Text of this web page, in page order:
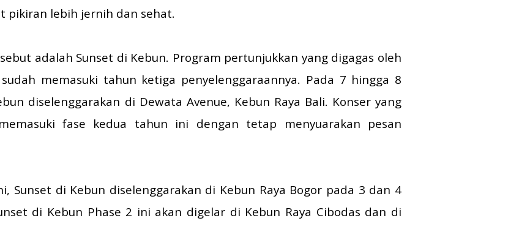
pikiran lebih jernih dan sehat.
adalah Sunset di Kebun. Program pertunjukkan yang digagas oleh
memasuki tahun ketiga penyelenggaraannya. Pada 7 hingga 8
diselenggarakan di Dewata Avenue, Kebun Raya Bali. Konser yang
fase kedua tahun ini dengan tetap menyuarakan pesan
Sunset di Kebun diselenggarakan di Kebun Raya Bogor pada 3 dan 4
di Kebun Phase 2 ini akan digelar di Kebun Raya Cibodas dan di